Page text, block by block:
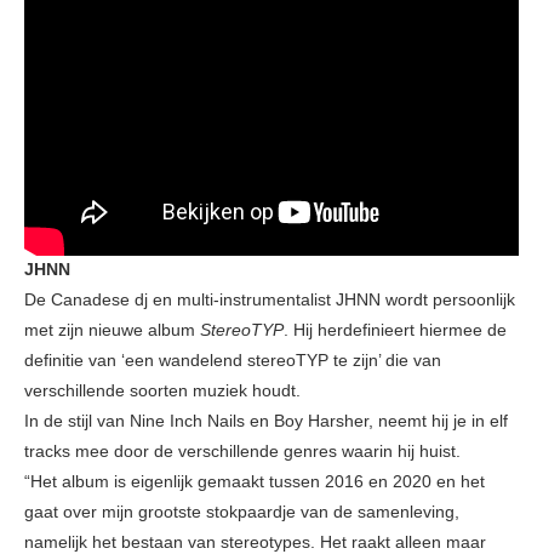
JHNN
De Canadese dj en multi-instrumentalist JHNN wordt persoonlijk
met zijn nieuwe album StereoTYP. Hij herdefinieert hiermee de
definitie van ‘een wandelend stereoTYP te zijn’ die van
verschillende soorten muziek houdt.
In de stijl van Nine Inch Nails en Boy Harsher, neemt hij je in elf
tracks mee door de verschillende genres waarin hij huist.
“Het album is eigenlijk gemaakt tussen 2016 en 2020 en het
gaat over mijn grootste stokpaardje van de samenleving,
namelijk het bestaan ​​van stereotypes. Het raakt alleen maar